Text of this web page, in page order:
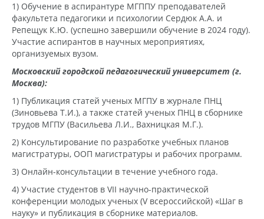
1) Обучение в аспирантуре МГППУ преподавателей
факультета педагогики и психологии Сердюк А.А. и
Репещук К.Ю. (успешно завершили обучение в 2024 году).
Участие аспирантов в научных мероприятиях,
организуемых вузом.
Московский городской педагогический университет (г.
Москва):
1) Публикация статей ученых МГПУ в журнале ПНЦ
(Зиновьева Т.И.), а также статей ученых ПНЦ в сборнике
трудов МГПУ (Васильева Л.И., Вахницкая М.Г.).
2) Консультирование по разработке учебных планов
магистратуры, ООП магистратуры и рабочих программ.
3) Онлайн-консультации в течение учебного года.
4) Участие студентов в VII научно-практической
конференции молодых ученых (V всероссийской) «Шаг в
науку» и публикация в сборнике материалов.